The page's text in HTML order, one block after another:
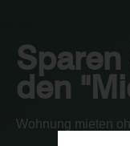
den
Wohnung mieten